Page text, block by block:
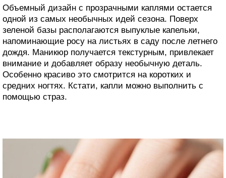
Объемный дизайн с прозрачными каплями остается
одной из самых необычных идей сезона. Поверх
зеленой базы располагаются выпуклые капельки,
напоминающие росу на листьях в саду после летнего
дождя. Маникюр получается текстурным, привлекает
внимание и добавляет образу необычную деталь.
Особенно красиво это смотрится на коротких и
средних ногтях. Кстати, капли можно выполнить с
помощью страз.